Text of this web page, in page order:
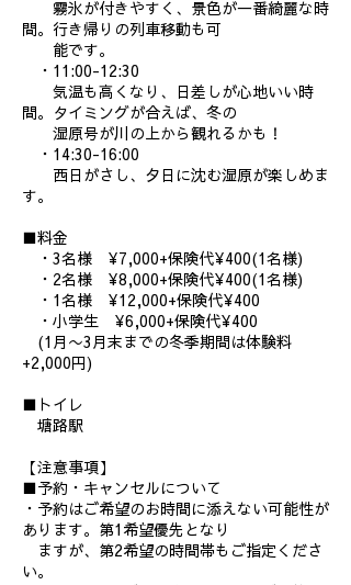
霧氷が付きやすく、景色が一番綺麗な時
間。行き帰りの列車移動も可
能です。
・11:00-12:30
気温も高くなり、日差しが心地いい時
間。タイミングが合えば、冬の
湿原号が川の上から観れるかも！
・14:30-16:00
西日がさし、夕日に沈む湿原が楽しめま
す。
■料金
・3名様 ¥7,000+保険代¥400(1名様)
・2名様 ¥8,000+保険代¥400(1名様)
・1名様 ¥12,000+保険代¥400
・小学生 ¥6,000+保険代¥400
(1月〜3月末までの冬季期間は体験料
+2,000円)
■トイレ
塘路駅
【注意事項】
■予約・キャンセルについて
・予約はご希望のお時間に添えない可能性が
あります。第1希望優先となり
ますが、第2希望の時間帯もご指定くださ
い。